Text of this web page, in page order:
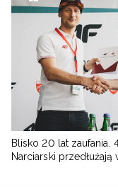
Blisko 20 lat zaufania.
Narciarski